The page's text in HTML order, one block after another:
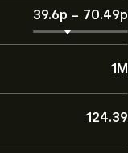
39.6‎p‎ - 70.49‎p‎
1M
124.39